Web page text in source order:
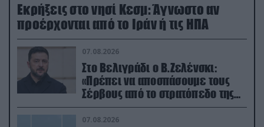
Εκρήξεις στο νησί Κεσμ: Άγνωστο αν
προέρχονται από το Ιράν ή τις ΗΠΑ
07.08.2026
Στο Βελιγράδι ο Β.Ζελένσκι:
«Πρέπει να αποσπάσουμε τους
Σέρβους από το στρατόπεδο της
Ρωσίας»
07.08.2026